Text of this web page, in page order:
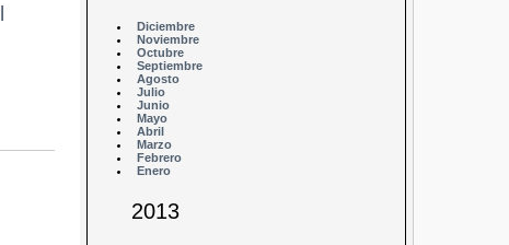
Diciembre
Noviembre
Octubre
Septiembre
Agosto
Julio
Junio
Mayo
Abril
Marzo
Febrero
Enero
2013